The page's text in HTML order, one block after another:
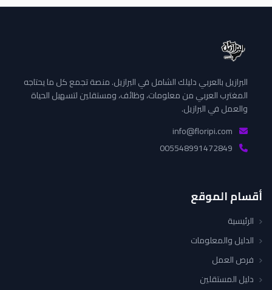
البرازيل بالعربي دليلك الشامل في البرازيل. منصة تجمع كل ما يحتاجه
المغترب العربي من معلومات، وظائف، ومستقلين لتسهيل الحياة
والعمل في البرازيل.
أقسام الموقع
الرئيسية
الدليل والمعلومات
فرص العمل
دليل المستقلين